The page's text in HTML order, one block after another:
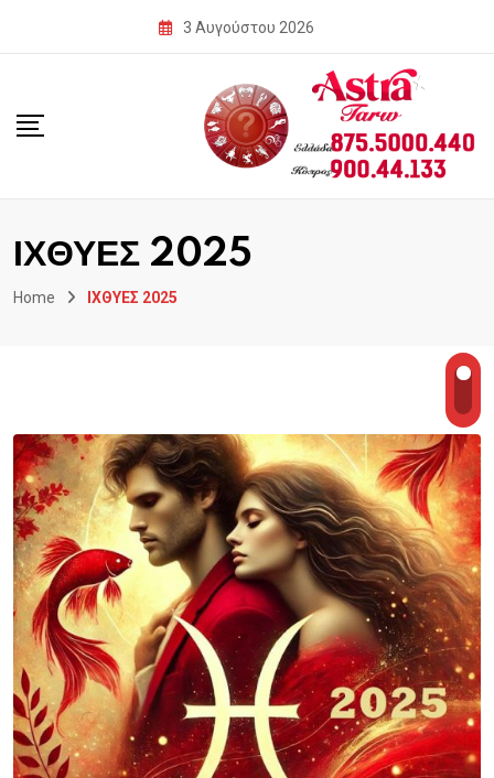
3 Αυγούστου 2026
ΙΧΘΥΕΣ 2025
Home ΙΧΘΥΕΣ 2025